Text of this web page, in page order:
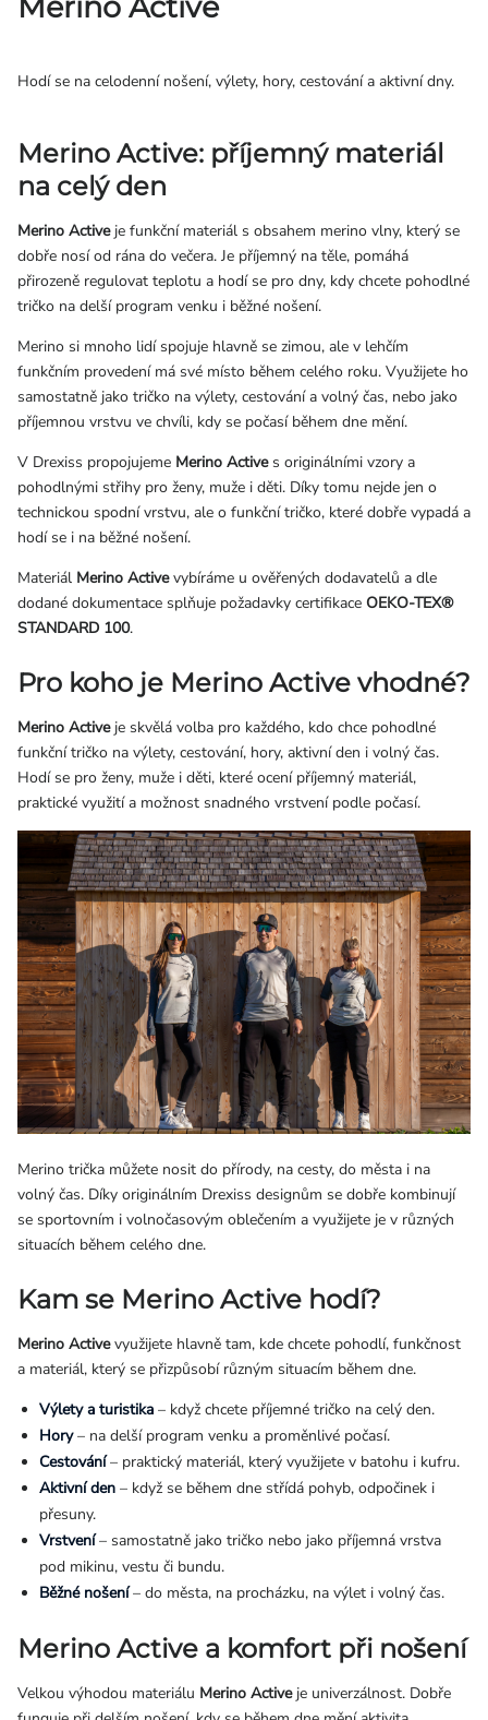
Přihlášení
Hodí se na celodenní nošení, výlety, hory, cestování a aktivní dny.
Merino Active: příjemný materiál
na celý den
Merino Activeje funkční materiál s obsahem merino vlny, který se
dobře nosí od rána do večera. Je příjemný na těle, pomáhá
přirozeně regulovat teplotu a hodí se pro dny, kdy chcete pohodlné
tričko na delší program venku i běžné nošení.
Merino si mnoho lidí spojuje hlavně se zimou, ale v lehčím
funkčním provedení má své místo během celého roku. Využijete ho
samostatně jako tričko na výlety, cestování a volný čas, nebo jako
příjemnou vrstvu ve chvíli, kdy se počasí během dne mění.
V Drexiss propojujeme Merino Actives originálními vzory a
pohodlnými střihy pro ženy, muže i děti. Díky tomu nejde jen o
technickou spodní vrstvu, ale o funkční tričko, které dobře vypadá a
hodí se i na běžné nošení.
Materiál Merino Activevybíráme u ověřených dodavatelů a dle
dodané dokumentace splňuje požadavky certifikace OEKO-TEX®
STANDARD 100.
Pro koho je Merino Active vhodné?
Merino Activeje skvělá volba pro každého, kdo chce pohodlné
funkční tričko na výlety, cestování, hory, aktivní den i volný čas.
Hodí se pro ženy, muže i děti, které ocení příjemný materiál,
praktické využití a možnost snadného vrstvení podle počasí.
Merino trička můžete nosit do přírody, na cesty, do města i na
volný čas. Díky originálním Drexiss designům se dobře kombinují
se sportovním i volnočasovým oblečením a využijete je v různých
situacích během celého dne.
Kam se Merino Active hodí?
Merino Activevyužijete hlavně tam, kde chcete pohodlí, funkčnost
a materiál, který se přizpůsobí různým situacím během dne.
Výlety a turistika – když chcete příjemné tričko na celý den.
Hory– na delší program venku a proměnlivé počasí.
Cestování– praktický materiál, který využijete v batohu i kufru.
Aktivní den – když se během dne střídá pohyb, odpočinek i
přesuny.
Vrstvení– samostatně jako tričko nebo jako příjemná vrstva
pod mikinu, vestu či bundu.
Běžné nošení– do města, na procházku, na výlet i volný čas.
Merino Active a komfort při nošení
Velkou výhodou materiálu Merino Activeje univerzálnost. Dobře